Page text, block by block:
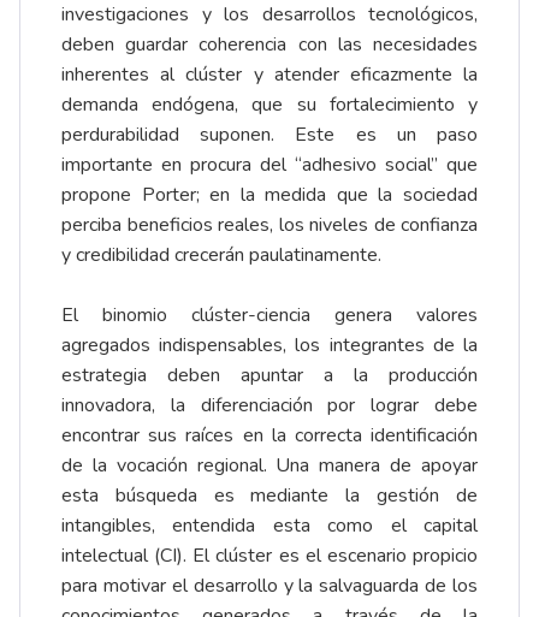
investigaciones y los desarrollos tecnológicos,
deben guardar coherencia con las necesidades
inherentes al clúster y atender eficazmente la
demanda endógena, que su fortalecimiento y
perdurabilidad suponen. Este es un paso
importante en procura del “adhesivo social” que
propone Porter; en la medida que la sociedad
perciba beneficios reales, los niveles de confianza
y credibilidad crecerán paulatinamente.
El binomio clúster-ciencia genera valores
agregados indispensables, los integrantes de la
estrategia deben apuntar a la producción
innovadora, la diferenciación por lograr debe
encontrar sus raíces en la correcta identificación
de la vocación regional. Una manera de apoyar
esta búsqueda es mediante la gestión de
intangibles, entendida esta como el capital
intelectual (CI). El clúster es el escenario propicio
para motivar el desarrollo y la salvaguarda de los